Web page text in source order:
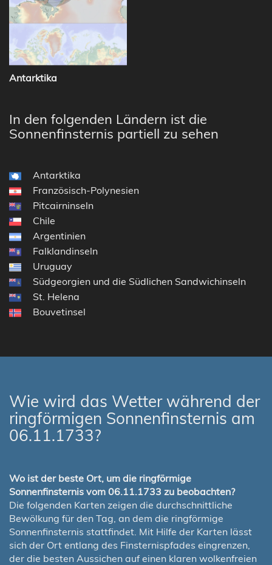
Antarktika
In den folgenden Ländern ist die
Sonnenfinsternis partiell zu sehen
Antarktika
Französisch-Polynesien
Pitcairninseln
Chile
Argentinien
Falklandinseln
Uruguay
Südgeorgien und die Südlichen Sandwichinseln
St. Helena
Bouvetinsel
Wie wird das Wetter während der
ringförmigen Sonnenfinsternis am
06.11.1733?
Wo ist der beste Ort, um die ringförmige
Sonnenfinsternis vom 06.11.1733 zu beobachten?
Die folgenden Karten zeigen die durchschnittliche
Bewölkung für den Tag, an dem die ringförmige
Sonnenfinsternis stattfindet. Mit Hilfe der Karten lässt
sich der Ort entlang des Finsternispfades eingrenzen,
der die besten Aussichen auf einen klaren wolkenfreien